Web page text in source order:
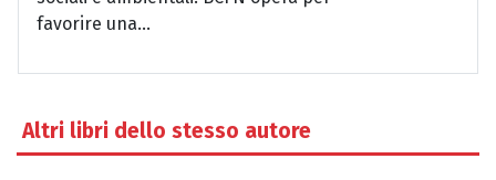
favorire una...
Altri libri dello stesso autore